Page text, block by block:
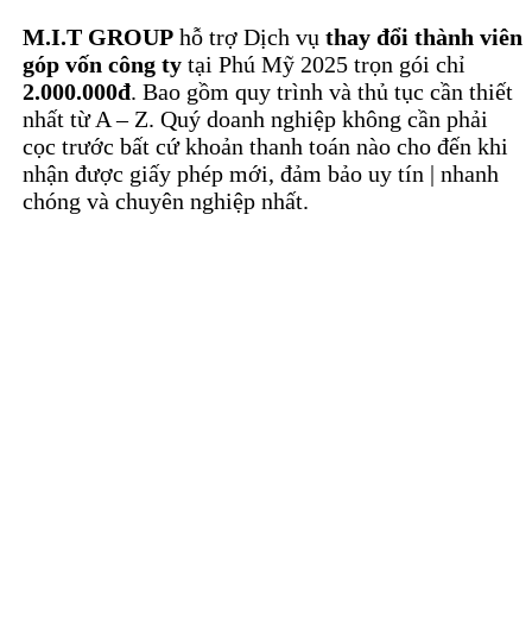
M.I.T GROUP hỗ trợ Dịch vụ thay đổi thành viên
góp vốn công ty tại Phú Mỹ 2025 trọn gói chỉ
2.000.000đ. Bao gồm quy trình và thủ tục cần thiết
nhất từ A – Z. Quý doanh nghiệp không cần phải
cọc trước bất cứ khoản thanh toán nào cho đến khi
nhận được giấy phép mới, đảm bảo uy tín | nhanh
chóng và chuyên nghiệp nhất.